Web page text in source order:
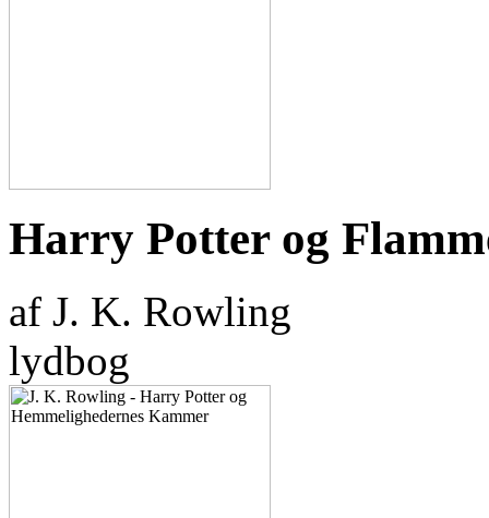
Harry Potter og
af J. K. Rowling
lydbog